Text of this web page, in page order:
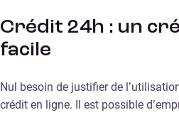
Crédit 24h : un
facile
Nul besoin de justifier de
crédit en ligne. Il est possible